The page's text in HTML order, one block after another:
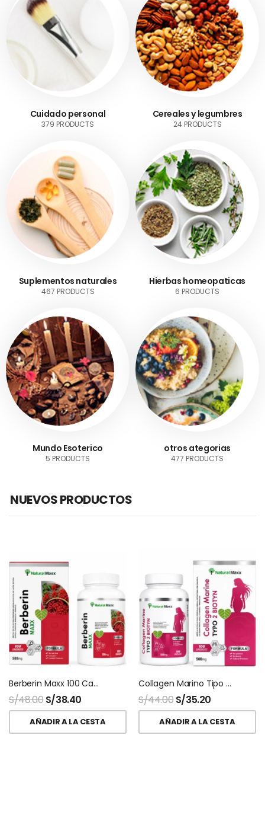
Cuidado personal
379 PRODUCTS
Cereales y legumbres
24 PRODUCTS
Suplementos naturales
467 PRODUCTS
Hierbas homeopaticas
6 PRODUCTS
Mundo Esoterico
5 PRODUCTS
otros ategorias
477 PRODUCTS
NUEVOS PRODUCTOS
Berberin Maxx 100 Capsulas Naturalmaxx
S/48.00 S/38.40
AÑADIR A LA CESTA
Collagen Marino Tipo 2 + Biotina 100 Capsulas Naturalmaxx
S/44.00 S/35.20
AÑADIR A LA CESTA